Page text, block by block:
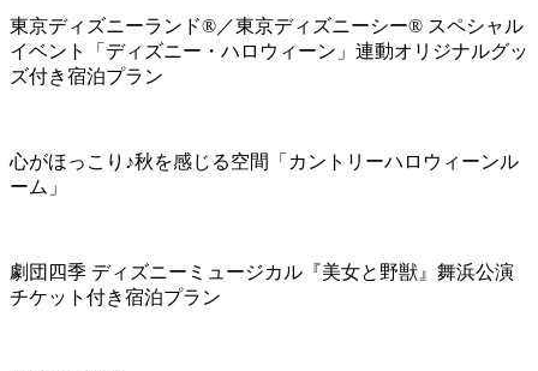
東京ディズニーランド®／東京ディズニーシー® スペシャル
イベント「ディズニー・ハロウィーン」連動オリジナルグッ
ズ付き宿泊プラン
心がほっこり♪秋を感じる空間「カントリーハロウィーンル
ーム」
劇団四季 ディズニーミュージカル『美女と野獣』舞浜公演
チケット付き宿泊プラン